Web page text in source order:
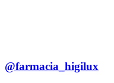
@farmacia_higilux